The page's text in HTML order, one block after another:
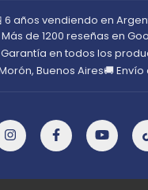
6 años vendiendo en
Más de 1200 reseñas en
en todos los
Buenos Aires🚚